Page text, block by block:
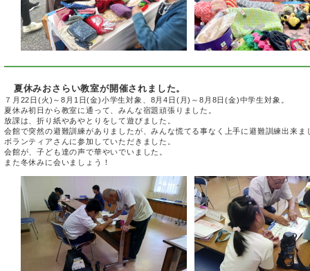
夏休みおさらい教室が開催されました。
７月22日(火)～8月1日(金)小学生対象、8月4日(月)～8月8日(金)中学生対象。
夏休み初日から教室に通って、みんな宿題頑張りました。
放課は、折り紙やあやとりをして遊びました。
会館で突然の避難訓練がありましたが、みんな慌てる事なく上手に避難訓練出来ま
ボランティアさんに参加していただきました。
会館が、子ども達の声で華やいでいました。
また冬休みに会いましょう！